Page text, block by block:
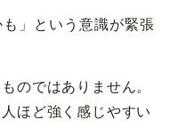
」という意識が緊張
のではありません。
ほど強く感じやすい